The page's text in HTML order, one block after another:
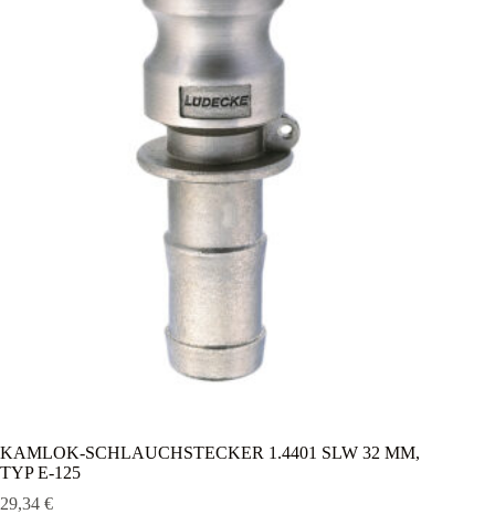
KAMLOK-SCHLAUCHSTECKER 1.4401 SLW 32 MM,
TYP E-125
29,34 €